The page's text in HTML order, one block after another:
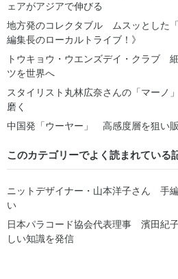
ェアがアジアで伸びる
地方発のコレクタブル ムスッとした
編集長のローカルトライブ！》
トウキョウ・ウエンズデイ・クラブ
ツを世界へ
スタイリスト丸林広奈さんの「マー
磨く
中国発「ウーヤー」 高感度層を狙い
このカテゴリーでよく読まれている
ニットデザイナー・山本洋子さん 手
い
日本パラコード協会代表理事 濱田紀
しい知識を発信